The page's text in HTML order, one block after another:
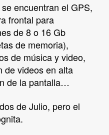
encuentran el GPS,
frontal para
de 8 o 16 Gb
de memoria),
de música y video,
de videos en alta
de la pantalla…
de Julio, pero el